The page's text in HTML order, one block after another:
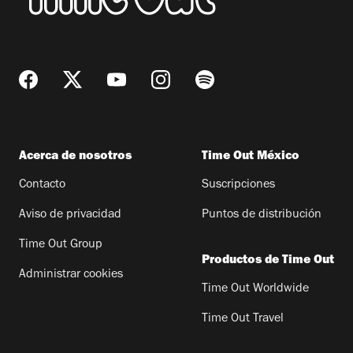
Acerca de nosotros
Contacto
Aviso de privacidad
Time Out Group
Administrar cookies
Time Out México
Suscripciones
Puntos de distribución
Productos de Time Out
Time Out Worldwide
Time Out Travel